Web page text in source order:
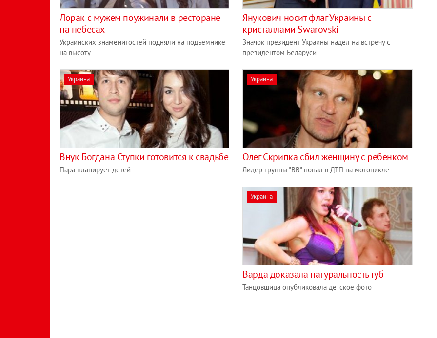
Лорак с мужем поужинали в ресторане
на небесах
Украинских знаменитостей подняли на подъемнике
на высоту
Янукович носит флаг Украины с
кристаллами Swarovski
Значок президент Украины надел на встречу с
президентом Беларуси
Украина
Внук Богдана Ступки готовится к свадьбе
Пара планирует детей
Украина
Олег Скрипка сбил женщину с ребенком
Лидер группы "ВВ" попал в ДТП на мотоцикле
Украина
Варда доказала натуральность губ
Танцовщица опубликовала детское фото